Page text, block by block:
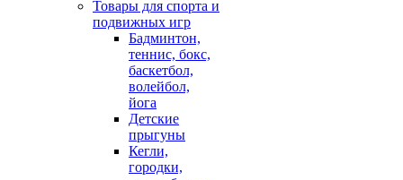
Товары для спорта и
подвижных игр
Бадминтон,
теннис, бокс,
баскетбол,
волейбол,
йога
Детские
прыгуны
Кегли,
городки,